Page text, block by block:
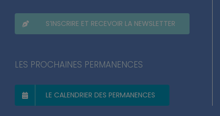
S’INSCRIRE ET RECEVOIR LA NEWSLETTER
LES PROCHAINES PERMANENCES
LE CALENDRIER DES PERMANENCES